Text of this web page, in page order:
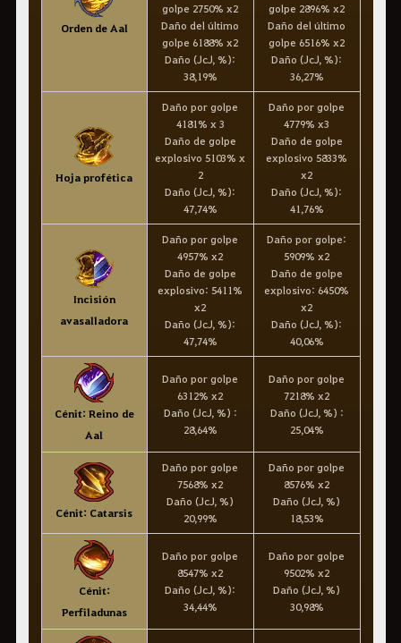
Orden de Aal
golpe 2750% x2
Daño del último
golpe 6188% x2
Daño (JcJ, %):
38,19%
golpe 2896% x2
Daño del último
golpe 6516% x2
Daño (JcJ, %):
36,27%
Hoja profética
Daño por golpe
4181% x 3
Daño de golpe
explosivo 5103% x
2
Daño (JcJ, %):
47,74%
Daño por golpe
4779% x3
Daño de golpe
explosivo 5833%
x2
Daño (JcJ, %):
41,76%
Incisión
avasalladora
Daño por golpe
4957% x2
Daño de golpe
explosivo: 5411%
x2
Daño (JcJ, %):
47,74%
Daño por golpe:
5909% x2
Daño de golpe
explosivo: 6450%
x2
Daño (JcJ, %):
40,06%
Cénit: Reino de
Aal
Daño por golpe
6312% x2
Daño (JcJ, %) :
28,64%
Daño por golpe
7218% x2
Daño (JcJ, %) :
25,04%
Cénit: Catarsis
Daño por golpe
7568% x2
Daño (JcJ, %)
20,99%
Daño por golpe
8576% x2
Daño (JcJ, %)
18,53%
Cénit:
Perfiladunas
Daño por golpe
8547% x2
Daño (JcJ, %):
34,44%
Daño por golpe
9502% x2
Daño (JcJ, %)
30,98%